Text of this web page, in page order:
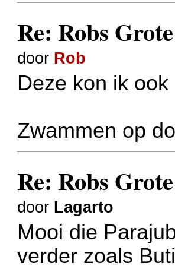
Re: Robs
door Rob
Deze kon ik
Zwammen op
Re: Robs
door Lagarto
Mooi die
verder zoals